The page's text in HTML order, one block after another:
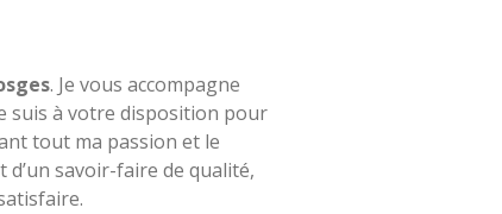
. Je vous accompagne
suis à votre disposition pour
tout ma passion et le
savoir-faire de qualité,